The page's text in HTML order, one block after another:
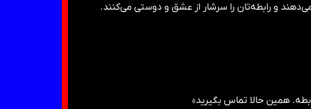
و رابطه‌تان را سرشار از عشق و دوستی می‌کنند.
همین حالا تماس بگیرید»